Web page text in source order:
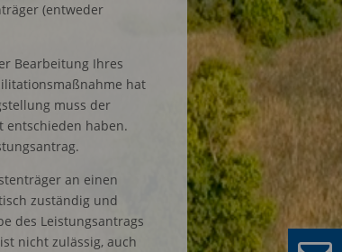
(entweder
Bearbeitung Ihres
hat
muss der
entschieden haben.
an einen
zuständig und
des Leistungsantrags
nicht zulässig, auch